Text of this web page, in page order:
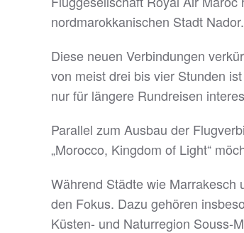
nordmarokkanischen Stadt
Diese neuen Verbindungen
von meist drei bis vier Stunden
nur für längere Rundreisen
Parallel zum Ausbau der
„Morocco, Kingdom of Light“
Während Städte wie Marrakesch
den Fokus. Dazu gehören
Küsten- und Naturregion Souss-